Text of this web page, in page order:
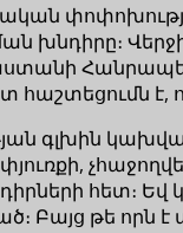
խնդիրը։
հաշտեցումն
գլխին
հետ։ Եվ
թե որն է